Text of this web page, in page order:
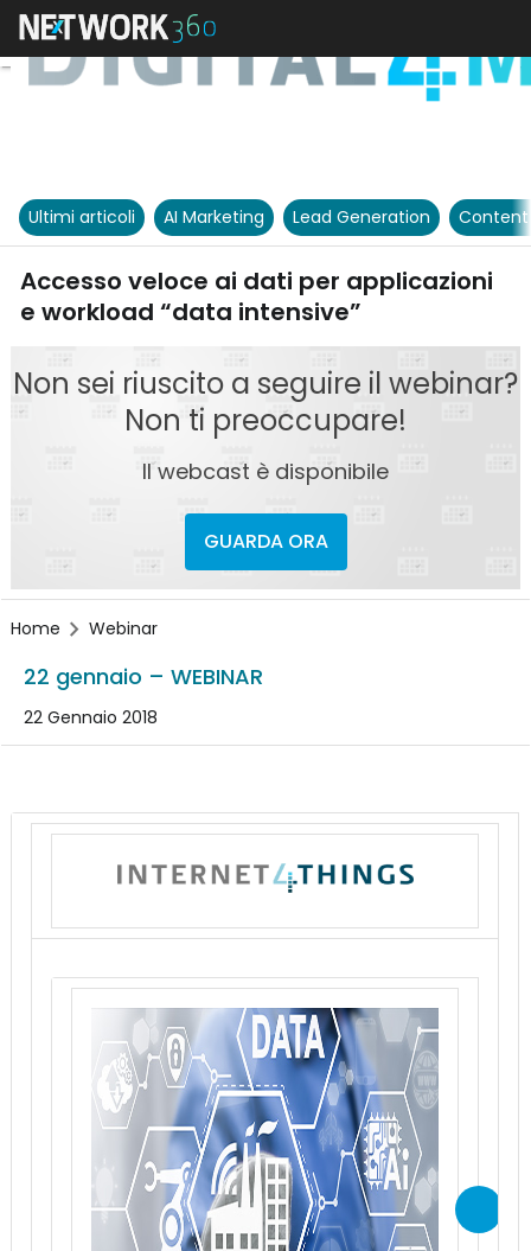
Ultimi articoli AI Marketing Lead Generation
Accesso veloce ai dati per applicazioni
e workload “data intensive”
Non sei riuscito a seguire il webinar?
Non ti preoccupare!
Il webcast è disponibile
GUARDA ORA
Home Webinar
22 gennaio – WEBINAR
22 Gennaio 2018